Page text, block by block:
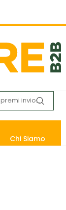
Chi Siamo